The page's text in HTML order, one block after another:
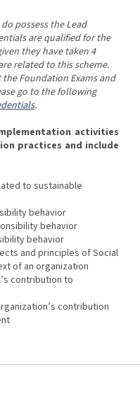
possess the Lead
are qualified for the
they have taken 4
related to this scheme.
Foundation Exams and
go to the following
.
activities
practices and include
to sustainable
behavior
behavior
behavior
and principles of Social
of an organization
contribution to
contribution